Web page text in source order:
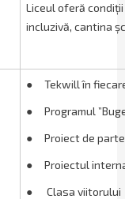
Liceul oferă
incluzivă, cantina
● Tekwill în
● Programul
● Proiect de
● Proiectul
● Clasa viitorului